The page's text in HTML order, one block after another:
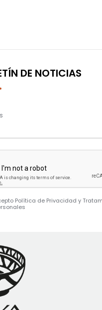
DE NOTICIAS
Política de Privacidad y